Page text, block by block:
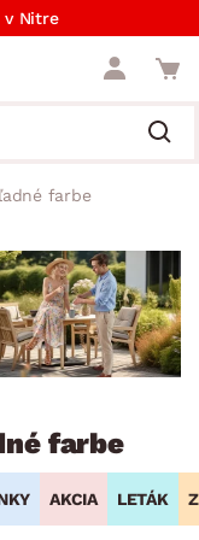
v Nitre
farbe
farbe
AKCIA LETÁK